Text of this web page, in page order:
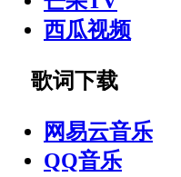
西瓜视频
歌词下载
网易云音乐
QQ音乐